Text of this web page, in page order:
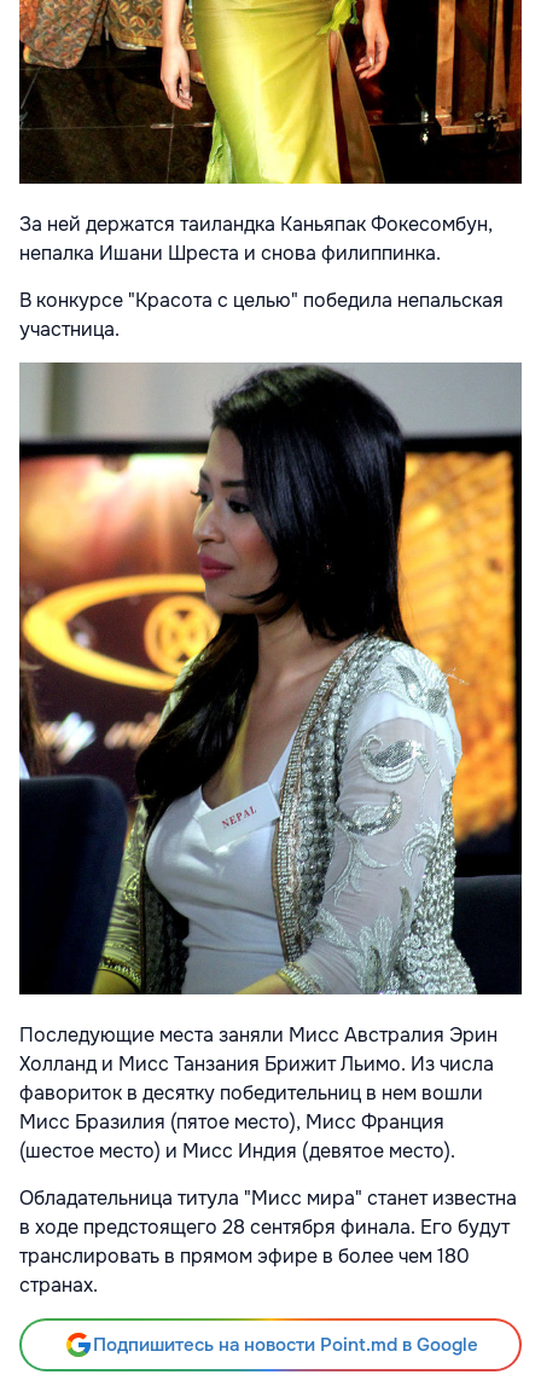
За ней держатся таиландка Каньяпак Фокесомбун,
непалка Ишани Шреста и снова филиппинка.
В конкурсе "Красота с целью" победила непальская
участница.
Последующие места заняли Мисс Австралия Эрин
Холланд и Мисс Танзания Брижит Льимо. Из числа
фавориток в десятку победительниц в нем вошли
Мисс Бразилия (пятое место), Мисс Франция
(шестое место) и Мисс Индия (девятое место).
Обладательница титула "Мисс мира" станет известна
в ходе предстоящего 28 сентября финала. Его будут
транслировать в прямом эфире в более чем 180
странах.
Подпишитесь на новости Point.md в Google